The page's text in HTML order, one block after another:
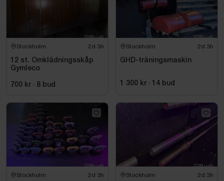
Stockholm 2d 3h
12 st. Omklädningsskåp
Gymleco
700 kr · 8 bud
Stockholm 2d 3h
GHD-träningsmaskin
1 300 kr · 14 bud
Stockholm 2d 3h Stockholm 2d 3h